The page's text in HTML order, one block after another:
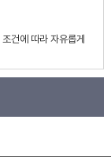
조건에 따라 자유롭게